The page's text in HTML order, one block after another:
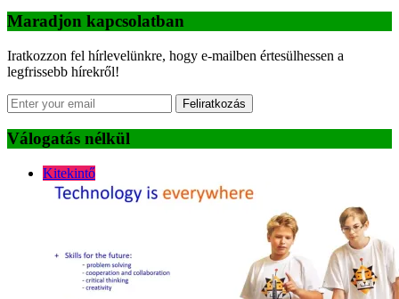
Maradjon kapcsolatban
Iratkozzon fel hírlevelünkre, hogy e-mailben értesülhessen a
legfrissebb hírekről!
Feliratkozás
Válogatás nélkül
Kitekintő